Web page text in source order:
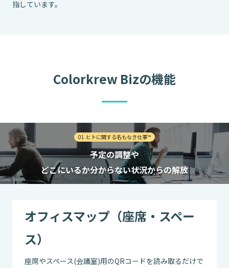
指しています。
Colorkrew Bizの機能
01.ヒトに関する名もなき仕事™
予定の調整や
どこにいるか分からない状況からの解放
オフィスマップ（座席・スペー
ス）
座席やスペース(会議室)用のQRコードを読み取るだけで